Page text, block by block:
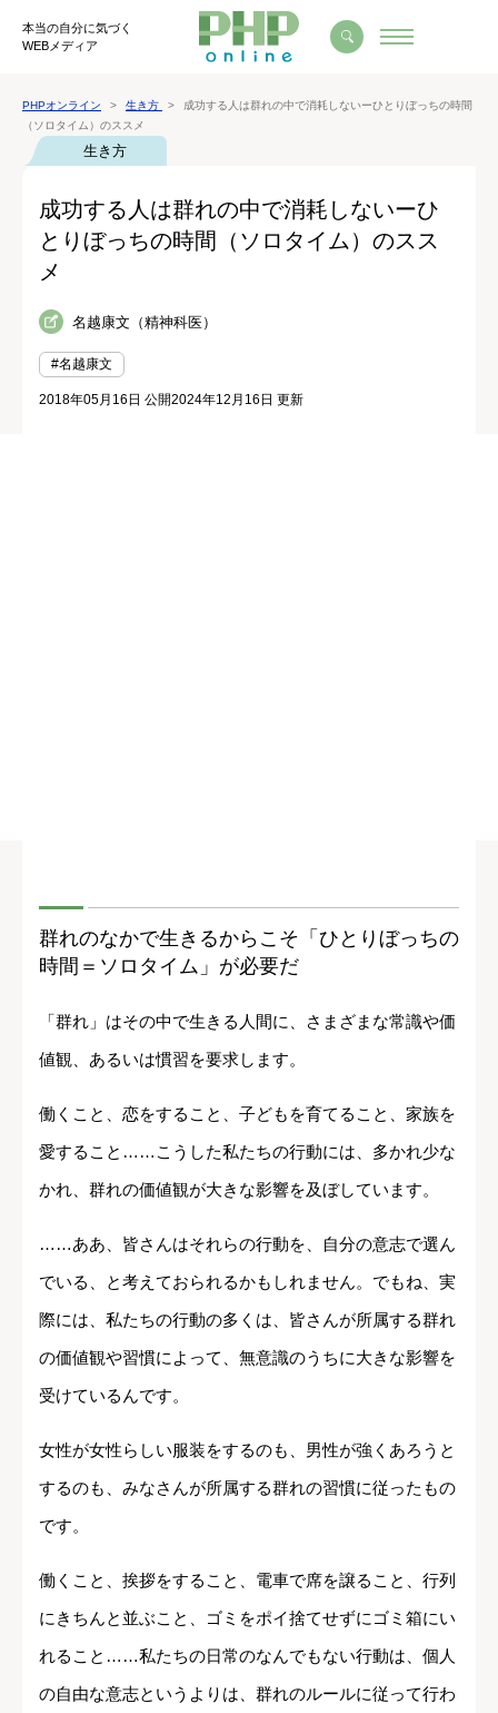
本当の自分に気づく
WEBメディア
PHPオンライン 生き方
成功する人は群れの中で消耗しないーひとりぼっちの時間
（ソロタイム）のススメ
生き方
成功する人は群れの中で消耗しないーひ
とりぼっちの時間（ソロタイム）のスス
メ
名越康文（精神科医）
#名越康文
2018年05月16日 公開2024年12月16日 更新
群れのなかで生きるからこそ「ひとりぼっちの
時間＝ソロタイム」が必要だ
「群れ」はその中で生きる人間に、さまざまな常識や価
値観、あるいは慣習を要求します。
働くこと、恋をすること、子どもを育てること、家族を
愛すること……こうした私たちの行動には、多かれ少な
かれ、群れの価値観が大きな影響を及ぼしています。
……ああ、皆さんはそれらの行動を、自分の意志で選ん
でいる、と考えておられるかもしれません。でもね、実
際には、私たちの行動の多くは、皆さんが所属する群れ
の価値観や習慣によって、無意識のうちに大きな影響を
受けているんです。
女性が女性らしい服装をするのも、男性が強くあろうと
するのも、みなさんが所属する群れの習慣に従ったもの
です。
働くこと、挨拶をすること、電車で席を譲ること、行列
にきちんと並ぶこと、ゴミをポイ捨てせずにゴミ箱にい
れること……私たちの日常のなんでもない行動は、個人
の自由な意志というよりは、群れのルールに従って行わ